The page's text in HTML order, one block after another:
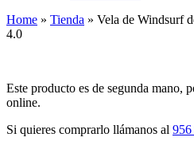
Home » Tienda » Vela de Windsurf
4.0
Este producto es de segunda mano,
online.
Si quieres comprarlo llámanos al 956